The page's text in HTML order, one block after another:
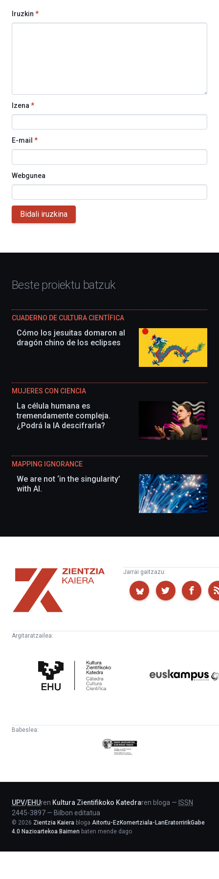
Iruzkin *
Izena *
E-mail *
Webgunea
Bidali iruzkina
Beste proiektu batzuk
CUADERNO DE CULTURA CIENTÍFICA
Cómo los jesuitas domaron al
dragón chino de los eclipses
MUJERES CON CIENCIA
La célula humana es
tremendamente compleja.
¿Podrá la IA descifrarla?
MAPPING IGNORANCE
We are not ‘in the singularity’
with AI.
Zientzia
Kaiera
Jarrai gaitzazu:
Argitaratzailea:
Zientifikoko
Katedra
Babeslea:
Eusko
Jaurlaritza
UPV/EHUren Kultura Zientifikoko Katedraren bloga — ISSN
2445-3897 — Bilbon editatua
© 2026 Zientzia Kaiera bloga Aitortu-EzKomertziala-LanEratorririkGabe
4.0 Nazioartekoa Baimen baten mende dago